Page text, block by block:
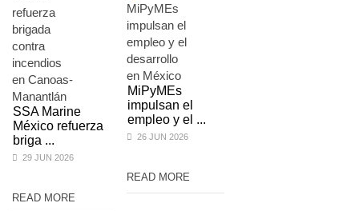
SSA Marine
México refuerza
briga ...
29 JUN 2026
READ MORE
MiPyMEs
impulsan el
empleo y el ...
26 JUN 2026
READ MORE